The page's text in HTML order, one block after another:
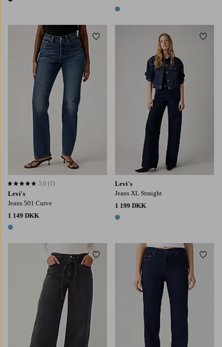
1 farve
1 farve
Levi's
Jeans 501 Curve
1 149 DKK
1 farve
5,0 baseret på 1 bedømmelser
5,0 (1)
Tilføj til favoritter
Levi's
Jeans XL Straight
1 199 DKK
1 farve
Tilføj til favoritter